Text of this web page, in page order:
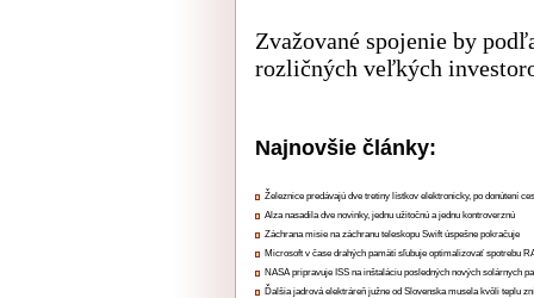
Zvažované spojenie by
rozličných veľkých
Najnovšie články:
Železnice predávajú dve tretiny lístkov elektronicky, po donútení
Alza nasadila dve novinky, jednu užitočnú a jednu kontroverznú
Záchrana misie na záchranu teleskopu Swift úspešne pokračuje
Microsoft v čase drahých pamätí sľubuje optimalizovať spotrebu
NASA pripravuje ISS na inštaláciu posledných nových solárnych
Ďalšia jadrová elektráreň južne od Slovenska musela kvôli teplu